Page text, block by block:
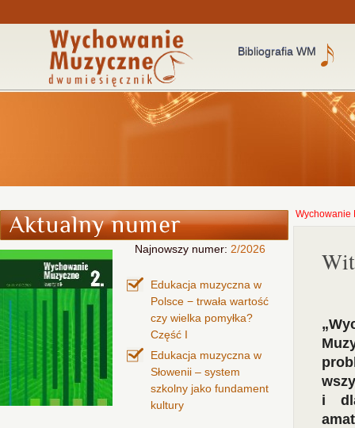
Bibliografia WM
Najnowszy numer: 2/2026
Edukacja muzyczna w
Polsce − trwała wartość
czy wielka pomyłka?
Część I
Edukacja muzyczna w
Słowenii – system
szkolny jako fundament
kultury
Wychowanie
i